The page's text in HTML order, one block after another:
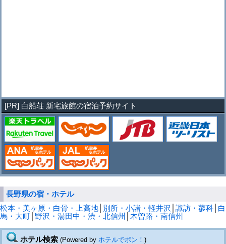
[PR] 白船荘 新宅旅館の宿泊予約サイト
長野県の宿・ホテル
松本・美ヶ原・白骨・上高地
別所・小諸・軽井沢 諏訪・蓼科
白
馬・大町
野沢・湯田中・渋・北信州 木曽路・南信州
ホテル検索(Powered by ホテルでポン！ )